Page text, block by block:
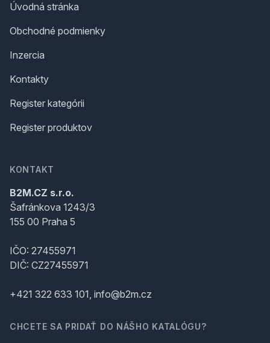
Úvodná stránka
Obchodné podmienky
Inzercia
Kontakty
Register kategórii
Register produktov
KONTAKT
B2M.CZ s.r.o.
Šafránkova 1243/3
155 00 Praha 5
IČO: 27455971
DIČ: CZ27455971
+421 322 633 101, info@b2m.cz
CHCETE SA PRIDAŤ DO NÁŠHO KATALÓGU?